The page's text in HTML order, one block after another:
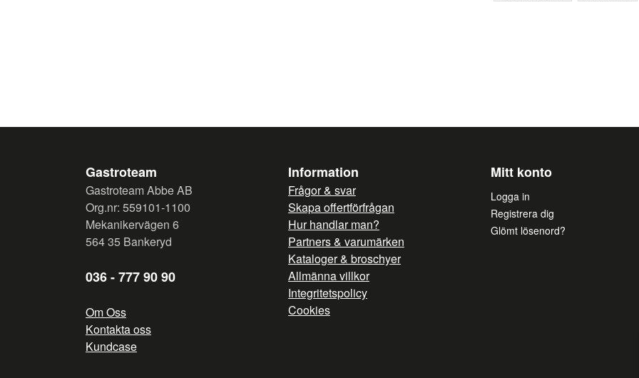
bildas
Inkluderar extra
Automatisk elektrisk
Chassi i epoxibelagt
Gastroteam
Gastroteam Abbe AB
Org.nr: 559101-1100
Mekanikervägen 6
564 35 Bankeryd
036 - 777 90 90
Om Oss
Kontakta oss
Kundcase
Information
Frågor & svar
Skapa offertförfrågan
Hur handlar man?
Partners & varumärken
Kataloger & broschyer
Allmänna villkor
Integritetspolicy
Cookies
Mitt konto
Logga in
Registrera dig
Glömt lösenord?